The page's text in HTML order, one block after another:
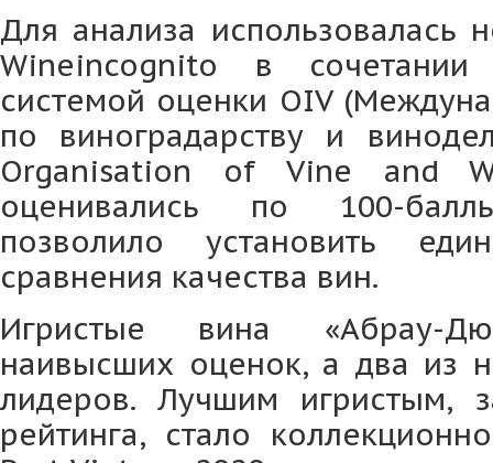
Для анализа использовалась
Wineincognito в
системой оценки OIV
по виноградарству и
Organisation of Vine and
оценивались по 100-
позволило установить
сравнения качества вин.
Игристые вина «Абрау-
наивысших оценок, а два из
лидеров. Лучшим игристым,
рейтинга, стало